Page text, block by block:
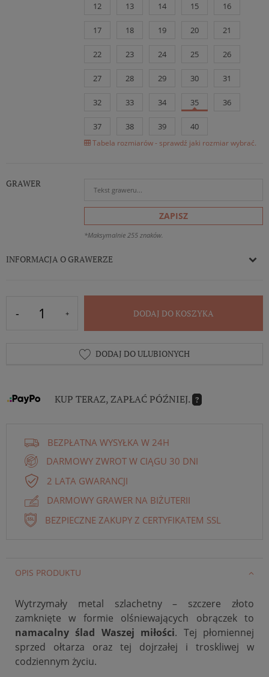
12 13 14 15 16
17 18 19 20 21
22 23 24 25 26
27 28 29 30 31
32 33 34 35 36
37 38 39 40
Tabela rozmiarów - sprawdź jaki rozmiar wybrać.
GRAWER
ZAPISZ
*Maksymalnie 255 znaków.
INFORMACJA O GRAWERZE
DODAJ DO KOSZYKA
DODAJ DO ULUBIONYCH
KUP TERAZ, ZAPŁAĆ PÓŹNIEJ. ?
BEZPŁATNA WYSYŁKA W 24H
DARMOWY ZWROT W CIĄGU 30 DNI
2 LATA GWARANCJI
DARMOWY GRAWER NA BIŻUTERII
BEZPIECZNE ZAKUPY Z CERTYFIKATEM SSL
OPIS PRODUKTU
Wytrzymały metal szlachetny – szczere złoto
zamknięte w formie olśniewających obrączek to
namacalny ślad Waszej miłości. Tej płomiennej
sprzed ołtarza oraz tej dojrzałej i troskliwej w
codziennym życiu.